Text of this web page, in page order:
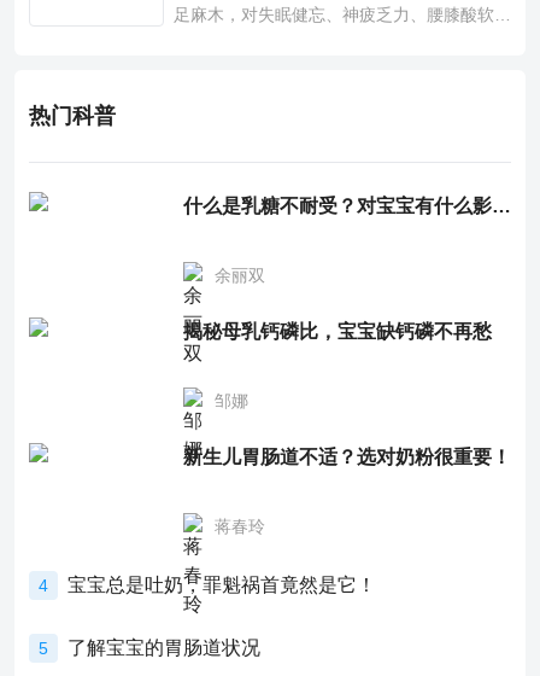
足麻木，对失眠健忘、神疲乏力、腰膝酸软也
热门科普
什么是乳糖不耐受？对宝宝有什么影响？
余丽双
揭秘母乳钙磷比，宝宝缺钙磷不再愁
邹娜
新生儿胃肠道不适？选对奶粉很重要！
蒋春玲
4 宝宝总是吐奶，罪魁祸首竟然是它！
5 了解宝宝的胃肠道状况